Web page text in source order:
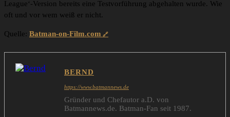
League‘-Version bereits eine Testvorführung abgehalten wurde. Wie
oft und vor wem weiß er nicht.
Quelle: Batman-on-Film.com
BERND
https://www.batmannews.de
Gründer und Chefautor a.D. von
Batmannews.de. Batman-Fan seit 1987.